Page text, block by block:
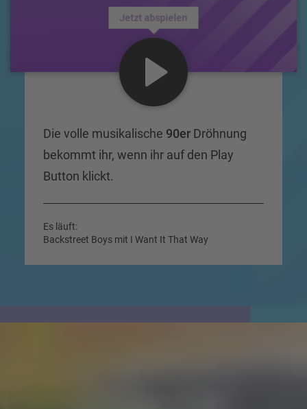
Jetzt abspielen
Die volle musikalische 90er Dröhnung
bekommt ihr, wenn ihr auf den Play
Button klickt.
Es läuft:
Backstreet Boys mit I Want It That Way